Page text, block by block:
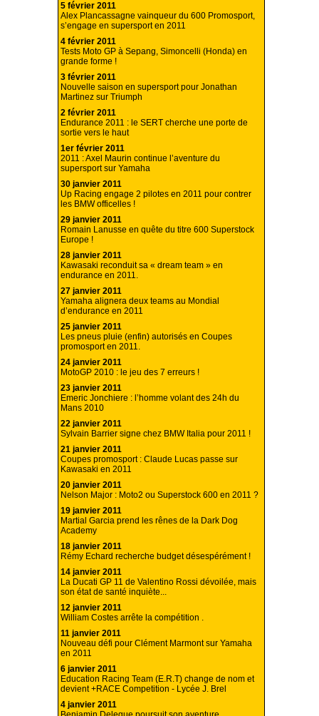
5 février 2011
Alex Plancassagne vainqueur du 600 Promosport,
s’engage en supersport en 2011
4 février 2011
Tests Moto GP à Sepang, Simoncelli (Honda) en
grande forme !
3 février 2011
Nouvelle saison en supersport pour Jonathan
Martinez sur Triumph
2 février 2011
Endurance 2011 : le SERT cherche une porte de
sortie vers le haut
1er février 2011
2011 : Axel Maurin continue l’aventure du
supersport sur Yamaha
30 janvier 2011
Up Racing engage 2 pilotes en 2011 pour contrer
les BMW officelles !
29 janvier 2011
Romain Lanusse en quête du titre 600 Superstock
Europe !
28 janvier 2011
Kawasaki reconduit sa « dream team » en
endurance en 2011.
27 janvier 2011
Yamaha alignera deux teams au Mondial
d’endurance en 2011
25 janvier 2011
Les pneus pluie (enfin) autorisés en Coupes
promosport en 2011.
24 janvier 2011
MotoGP 2010 : le jeu des 7 erreurs !
23 janvier 2011
Emeric Jonchiere : l’homme volant des 24h du
Mans 2010
22 janvier 2011
Sylvain Barrier signe chez BMW Italia pour 2011 !
21 janvier 2011
Coupes promosport : Claude Lucas passe sur
Kawasaki en 2011
20 janvier 2011
Nelson Major : Moto2 ou Superstock 600 en 2011 ?
19 janvier 2011
Martial Garcia prend les rênes de la Dark Dog
Academy
18 janvier 2011
Rémy Echard recherche budget désespérément !
14 janvier 2011
La Ducati GP 11 de Valentino Rossi dévoilée, mais
son état de santé inquiète...
12 janvier 2011
William Costes arrête la compétition .
11 janvier 2011
Nouveau défi pour Clément Marmont sur Yamaha
en 2011
6 janvier 2011
Education Racing Team (E.R.T) change de nom et
devient +RACE Competition - Lycée J. Brel
4 janvier 2011